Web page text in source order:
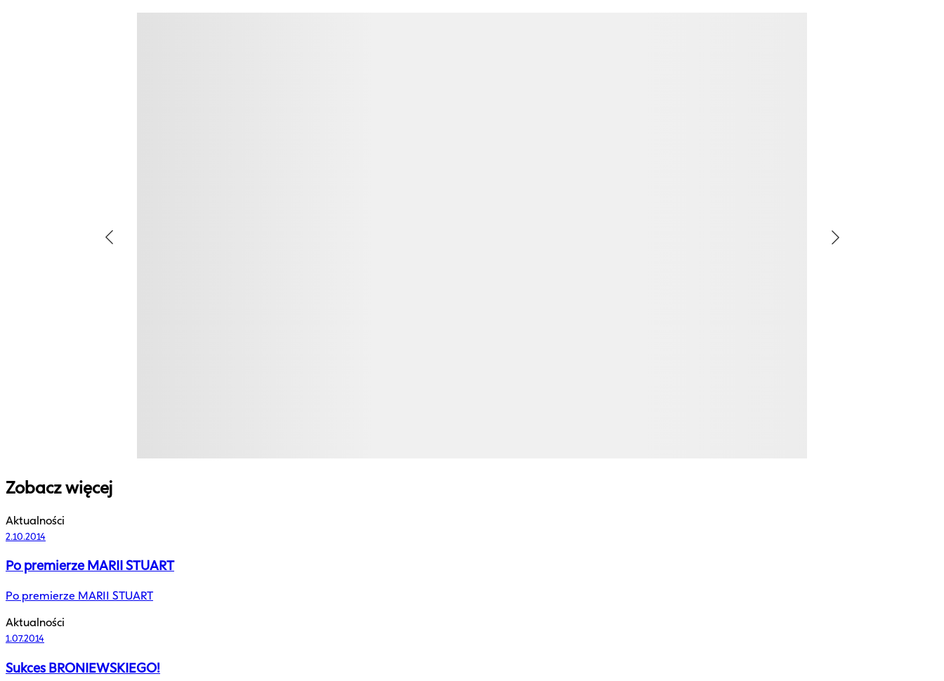
Zobacz więcej
Aktualności
2.10.2014
Po premierze MARII STUART
Po premierze MARII STUART
Aktualności
1.07.2014
Sukces BRONIEWSKIEGO!